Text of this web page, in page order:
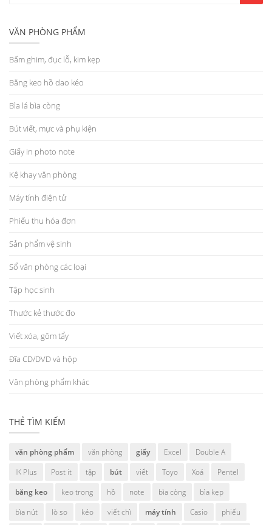
VĂN PHÒNG PHẨM
Bấm ghim, đục lỗ, kim kẹp
Băng keo hồ dao kéo
Bìa lá bìa còng
Bút viết, mực và phụ kiện
Giấy in photo note
Kệ khay văn phòng
Máy tính điện tử
Phiếu thu hóa đơn
Sản phẩm vệ sinh
Sổ văn phòng các loại
Tập học sinh
Thước kẻ thước đo
Viết xóa, gôm tẩy
Đĩa CD/DVD và hộp
Văn phòng phẩm khác
THẺ TÌM KIẾM
văn phòng phẩm văn phòng giấy Excel
Double A
IK Plus
Post it tập bút viết Toyo Xoá
Pentel
băng keo
keo trong hồ note bìa còng
bìa kẹp
bìa nút
lò so kéo viết chì máy tính Casio
phiếu